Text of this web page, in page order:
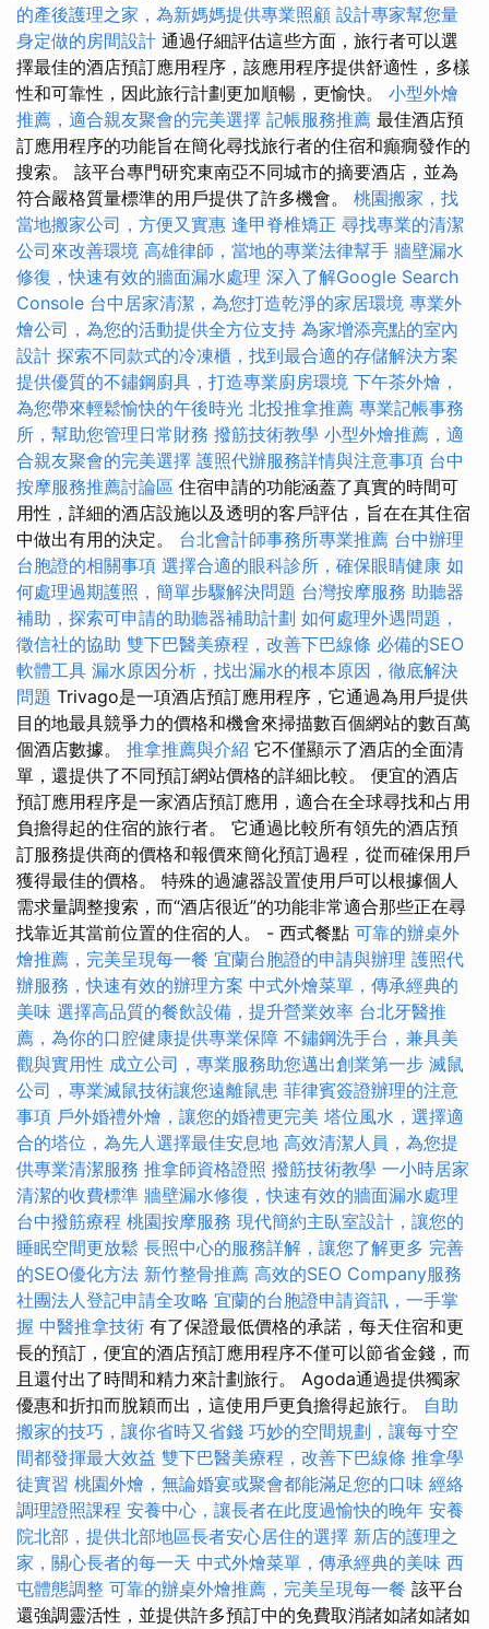
的產後護理之家，為新媽媽提供專業照顧 設計專家幫您量
身定做的房間設計 通過仔細評估這些方面，旅行者可以選
擇最佳的酒店預訂應用程序，該應用程序提供舒適性，多樣
性和可靠性，因此旅行計劃更加順暢，更愉快。 小型外燴
推薦，適合親友聚會的完美選擇 記帳服務推薦 最佳酒店預
訂應用程序的功能旨在簡化尋找旅行者的住宿和癲癇發作的
搜索。 該平台專門研究東南亞不同城市的摘要酒店，並為
符合嚴格質量標準的用戶提供了許多機會。 桃園搬家，找
當地搬家公司，方便又實惠 逢甲脊椎矯正 尋找專業的清潔
公司來改善環境 高雄律師，當地的專業法律幫手 牆壁漏水
修復，快速有效的牆面漏水處理 深入了解Google Search
Console 台中居家清潔，為您打造乾淨的家居環境 專業外
燴公司，為您的活動提供全方位支持 為家增添亮點的室內
設計 探索不同款式的冷凍櫃，找到最合適的存儲解決方案
提供優質的不鏽鋼廚具，打造專業廚房環境 下午茶外燴，
為您帶來輕鬆愉快的午後時光 北投推拿推薦 專業記帳事務
所，幫助您管理日常財務 撥筋技術教學 小型外燴推薦，適
合親友聚會的完美選擇 護照代辦服務詳情與注意事項 台中
按摩服務推薦討論區 住宿申請的功能涵蓋了真實的時間可
用性，詳細的酒店設施以及透明的客戶評估，旨在在其住宿
中做出有用的決定。 台北會計師事務所專業推薦 台中辦理
台胞證的相關事項 選擇合適的眼科診所，確保眼睛健康 如
何處理過期護照，簡單步驟解決問題 台灣按摩服務 助聽器
補助，探索可申請的助聽器補助計劃 如何處理外遇問題，
徵信社的協助 雙下巴醫美療程，改善下巴線條 必備的SEO
軟體工具 漏水原因分析，找出漏水的根本原因，徹底解決
問題 Trivago是一項酒店預訂應用程序，它通過為用戶提供
目的地最具競爭力的價格和機會來掃描數百個網站的數百萬
個酒店數據。 推拿推薦與介紹 它不僅顯示了酒店的全面清
單，還提供了不同預訂網站價格的詳細比較。 便宜的酒店
預訂應用程序是一家酒店預訂應用，適合在全球尋找和占用
負擔得起的住宿的旅行者。 它通過比較所有領先的酒店預
訂服務提供商的價格和報價來簡化預訂過程，從而確保用戶
獲得最佳的價格。 特殊的過濾器設置使用戶可以根據個人
需求量調整搜索，而“酒店很近”的功能非常適合那些正在尋
找靠近其當前位置的住宿的人。 - 西式餐點 可靠的辦桌外
燴推薦，完美呈現每一餐 宜蘭台胞證的申請與辦理 護照代
辦服務，快速有效的辦理方案 中式外燴菜單，傳承經典的
美味 選擇高品質的餐飲設備，提升營業效率 台北牙醫推
薦，為你的口腔健康提供專業保障 不鏽鋼洗手台，兼具美
觀與實用性 成立公司，專業服務助您邁出創業第一步 滅鼠
公司，專業滅鼠技術讓您遠離鼠患 菲律賓簽證辦理的注意
事項 戶外婚禮外燴，讓您的婚禮更完美 塔位風水，選擇適
合的塔位，為先人選擇最佳安息地 高效清潔人員，為您提
供專業清潔服務 推拿師資格證照 撥筋技術教學 一小時居家
清潔的收費標準 牆壁漏水修復，快速有效的牆面漏水處理
台中撥筋療程 桃園按摩服務 現代簡約主臥室設計，讓您的
睡眠空間更放鬆 長照中心的服務詳解，讓您了解更多 完善
的SEO優化方法 新竹整骨推薦 高效的SEO Company服務
社團法人登記申請全攻略 宜蘭的台胞證申請資訊，一手掌
握 中醫推拿技術 有了保證最低價格的承諾，每天住宿和更
長的預訂，便宜的酒店預訂應用程序不僅可以節省金錢，而
且還付出了時間和精力來計劃旅行。 Agoda通過提供獨家
優惠和折扣而脫穎而出，這使用戶更負擔得起旅行。 自助
搬家的技巧，讓你省時又省錢 巧妙的空間規劃，讓每寸空
間都發揮最大效益 雙下巴醫美療程，改善下巴線條 推拿學
徒實習 桃園外燴，無論婚宴或聚會都能滿足您的口味 經絡
調理證照課程 安養中心，讓長者在此度過愉快的晚年 安養
院北部，提供北部地區長者安心居住的選擇 新店的護理之
家，關心長者的每一天 中式外燴菜單，傳承經典的美味 西
屯體態調整 可靠的辦桌外燴推薦，完美呈現每一餐 該平台
還強調靈活性，並提供許多預訂中的免費取消諸如諸如諸如